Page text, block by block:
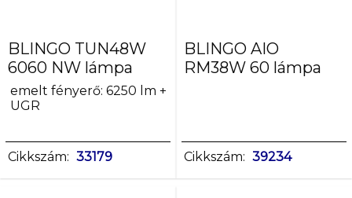
Maximális
teljesítmény
[W]
24
38
BLINGO TUN48W
6060 NW lámpa
emelt fényerő: 6250 lm +
UGR
Cikkszám: 33179
BLINGO AIO
RM38W 60 lámpa
Cikkszám: 39234